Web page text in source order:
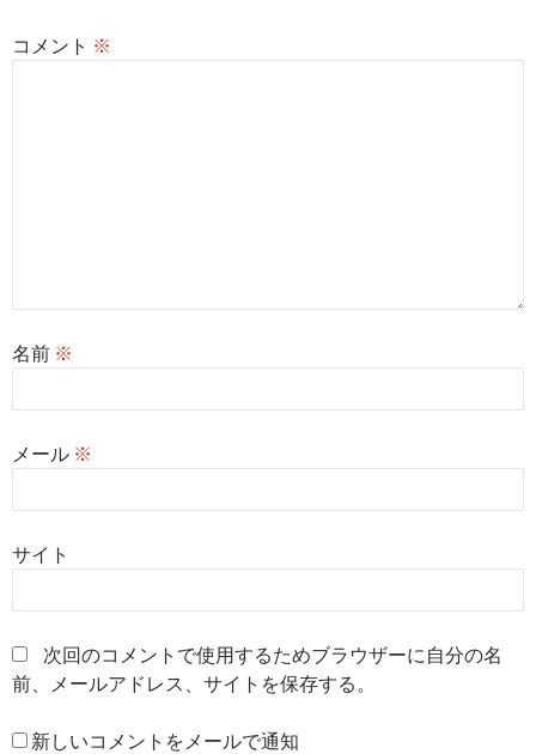
コメント ※
名前 ※
メール ※
サイト
次回のコメントで使用するためブラウザーに自分の名
前、メールアドレス、サイトを保存する。
新しいコメントをメールで通知